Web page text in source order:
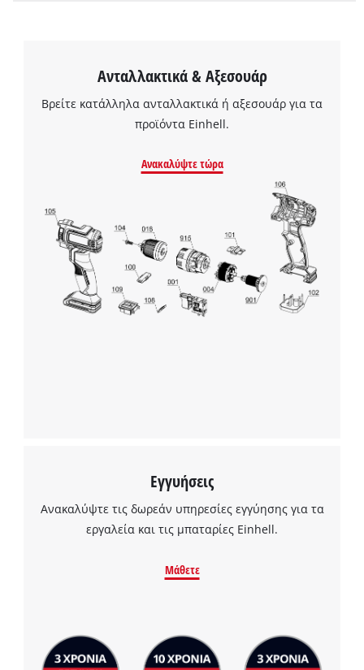
Χρειαζόμαστε τη συγκατάθεσή σας για
να φορτώσουμε την υπηρεσία Google
Maps!
This content is not permitted to load due
to trackers that are not disclosed to the
Ανταλλακτικά & Αξεσουάρ
Βρείτε κατάλληλα ανταλλακτικά ή αξεσουάρ για τα
προϊόντα Einhell.
Ανακαλύψτε τώρα
Εγγυήσεις
Ανακαλύψτε τις δωρεάν υπηρεσίες εγγύησης για τα
εργαλεία και τις μπαταρίες Einhell.
Μάθετε